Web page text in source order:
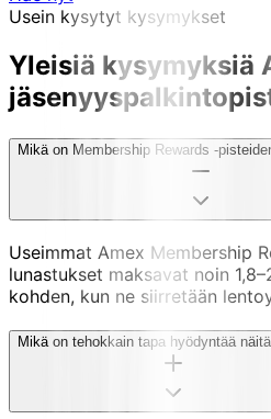
Usein kysytyt kysymykset
Yleisiä kysymyksiä
Mikä on Membership Rewards -
Useimmat Amex Membership
lunastukset maksavat noin
kohden, kun ne siirretään
Mikä on tehokkain tapa hyödyntää